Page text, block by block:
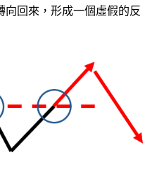
向回來，形成一個虛假的反